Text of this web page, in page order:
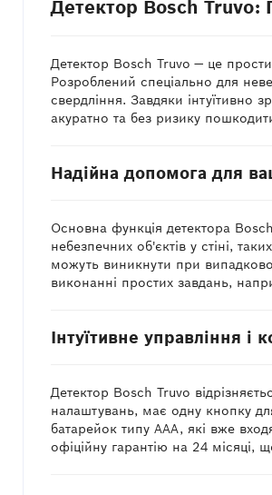
Детектор Bosch Truvo:
Детектор Bosch Truvo — це
Розроблений спеціально для
свердління. Завдяки інтуїтивно
акуратно та без ризику
Надійна допомога для
Основна функція детектора
небезпечних об'єктів у стіні,
можуть виникнути при
виконанні простих завдань,
Інтуїтивне управління і
Детектор Bosch Truvo
налаштувань, має одну кнопку
батарейок типу ААА, які вже
офіційну гарантію на 24 місяці,